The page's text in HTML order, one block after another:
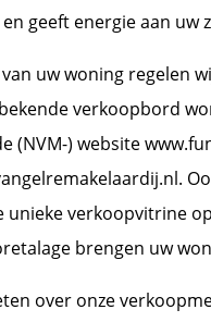
geeft energie aan uw
uw woning regelen
verkoopbord
(NVM-) website
unieke verkoopvitrine
brengen uw
over onze